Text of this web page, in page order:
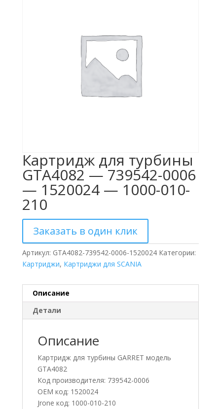
Картридж для турбины
GTA4082 — 739542-0006
— 1520024 — 1000-010-
210
Заказать в один клик
Артикул: GTA4082-739542-0006-1520024 Категории:
Картриджи, Картриджи для SCANIA
Описание
Детали
Описание
Картридж для турбины GARRET модель
GTA4082
Код производителя: 739542-0006
OEM код: 1520024
Jrone код: 1000-010-210